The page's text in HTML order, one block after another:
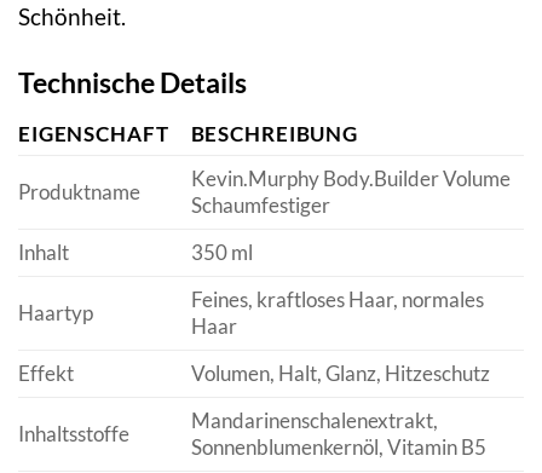
Schönheit.
Technische Details
EIGENSCHAFT BESCHREIBUNG
Produktname
Kevin.Murphy Body.Builder Volume
Schaumfestiger
Inhalt
350 ml
Haartyp
Feines, kraftloses Haar, normales
Haar
Effekt
Volumen, Halt, Glanz, Hitzeschutz
Inhaltsstoffe
Mandarinenschalenextrakt,
Sonnenblumenkernöl, Vitamin B5